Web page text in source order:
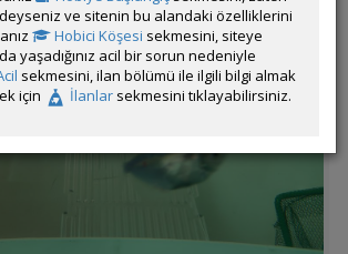
ve sitenin bu alandaki özelliklerini
Hobici Köşesi sekmesini, siteye
yaşadığınız acil bir sorun nedeniyle
sekmesini, ilan bölümü ile ilgili bilgi almak
için
İlanlar sekmesini tıklayabilirsiniz.